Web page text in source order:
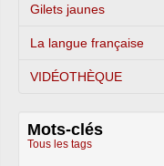
Gilets jaunes
La langue française
VIDÉOTHÈQUE
Mots-clés
Tous les tags